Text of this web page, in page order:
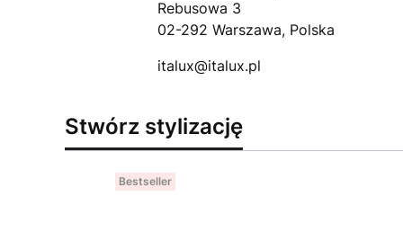
Rebusowa 3
02-292 Warszawa, Polska
italux@italux.pl
Stwórz stylizację
Bestseller